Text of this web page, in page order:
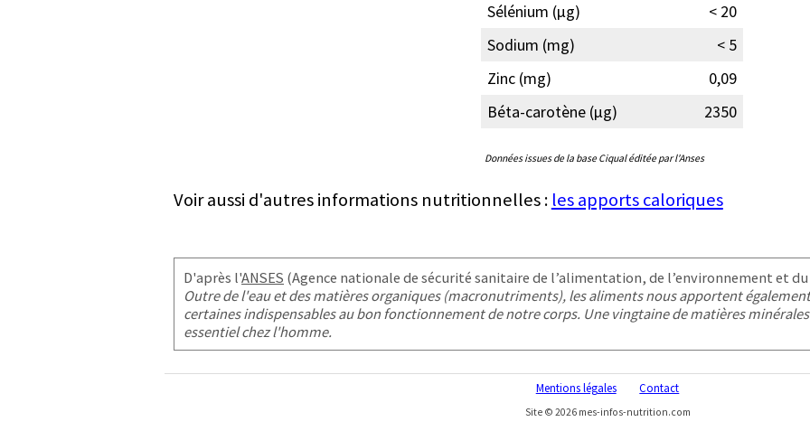
Sélénium (µg)
< 20
Sodium (mg)
< 5
Zinc (mg)
0,09
Béta-carotène (µg)
2350
Données issues de la base Ciqual éditée par l'Anses
Voir aussi d'autres informations nutritionnelles : les apports caloriques
D'après l'ANSES (Agence nationale de sécurité sanitaire de l’alimentation, de l’environnement et
Outre de l'eau et des matières organiques (macronutriments), les aliments nous apportent
certaines indispensables au bon fonctionnement de notre corps. Une vingtaine de matières
essentiel chez l'homme.
Mentions légales Contact
Site © 2026 mes-infos-nutrition.com